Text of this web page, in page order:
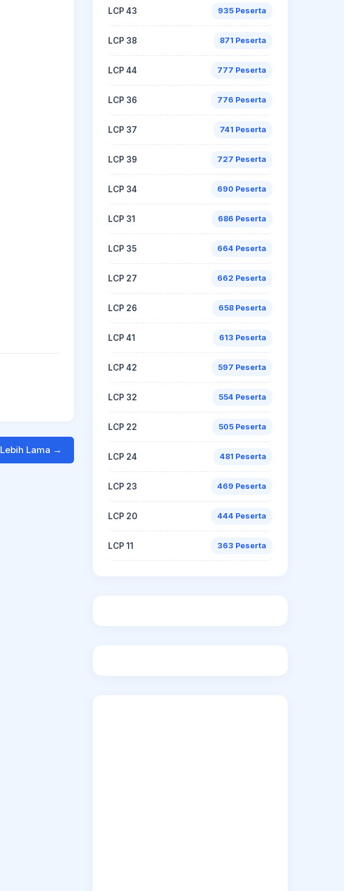
Lebih Lama →
LCP 43 935 Peserta
LCP 38 871 Peserta
LCP 44 777 Peserta
LCP 36 776 Peserta
LCP 37 741 Peserta
LCP 39 727 Peserta
LCP 34 690 Peserta
LCP 31 686 Peserta
LCP 35 664 Peserta
LCP 27 662 Peserta
LCP 26 658 Peserta
LCP 41 613 Peserta
LCP 42 597 Peserta
LCP 32 554 Peserta
LCP 22 505 Peserta
LCP 24 481 Peserta
LCP 23 469 Peserta
LCP 20 444 Peserta
LCP 11 363 Peserta